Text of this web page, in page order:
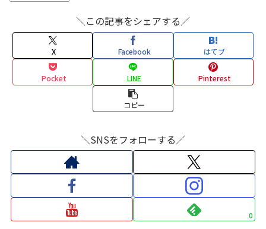
＼この記事をシェアする／
X Facebook はてブ
Pocket LINE Pinterest
コピー
＼SNSをフォローする／
0